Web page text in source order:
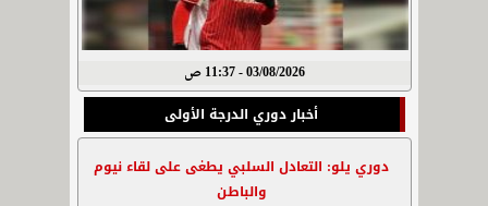
03/08/2026 - 11:37 ص
أخبار دوري الدرجة الأولى
دوري يلو: التعادل السلبي يطغى على لقاء نيوم
والباطن